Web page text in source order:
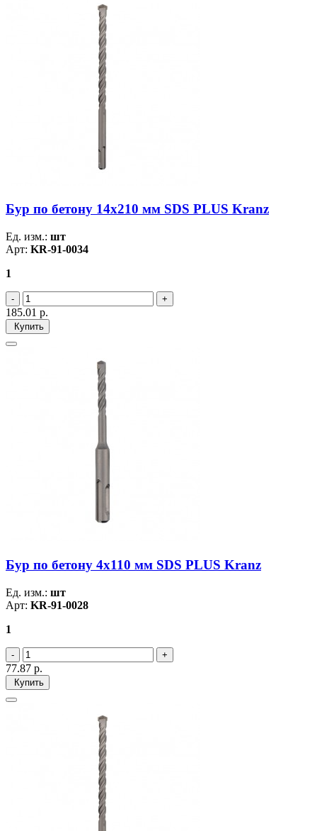
Бур по бетону 14x210 мм SDS PLUS Kranz
Ед. изм.: шт
Арт: KR-91-0034
1
185.01 р.
Купить
Бур по бетону 4x110 мм SDS PLUS Kranz
Ед. изм.: шт
Арт: KR-91-0028
1
77.87 р.
Купить